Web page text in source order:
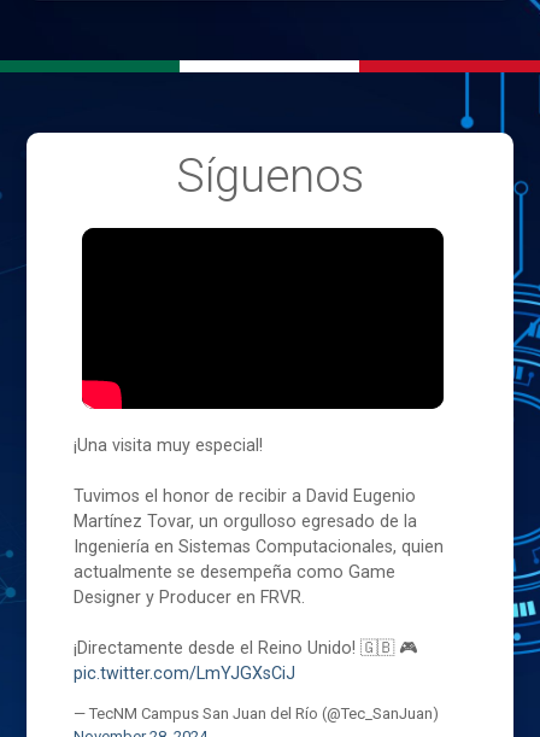
Síguenos
¡Una visita muy especial!
Tuvimos el honor de recibir a David Eugenio
Martínez Tovar, un orgulloso egresado de la
Ingeniería en Sistemas Computacionales, quien
actualmente se desempeña como Game
Designer y Producer en FRVR.
¡Directamente desde el Reino Unido! 🇬🇧 🎮
pic.twitter.com/LmYJGXsCiJ
— TecNM Campus San Juan del Río (@Tec_SanJuan)